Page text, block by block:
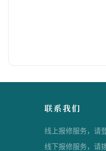
联系我们
线上报修服务，请
线下报修服务，请